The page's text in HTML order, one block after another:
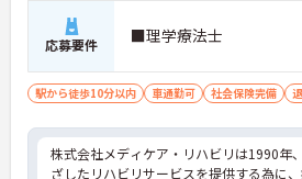
応募要件 ■理学療法士
駅から徒歩10分以内 車通勤可 社会保険完備
株式会社メディケア・リハビリは1990年
ざしたリハビリサービスを提供する為に